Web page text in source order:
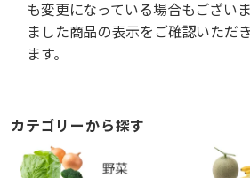
も変更になっている場合もござい
ました商品の表示をご確認いただ
ます。
カテゴリーから探す